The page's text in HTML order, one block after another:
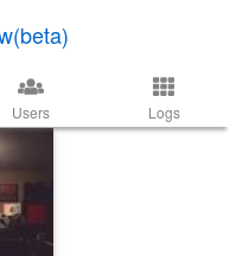
Users Logs